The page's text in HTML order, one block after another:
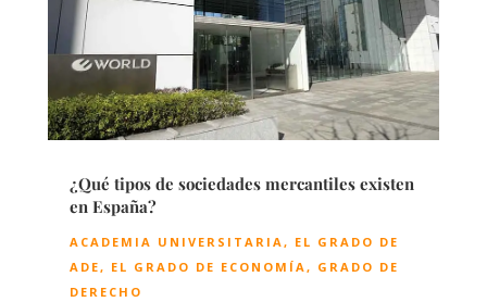
¿Qué tipos de sociedades mercantiles existen
en España?
ACADEMIA UNIVERSITARIA, EL GRADO DE
ADE, EL GRADO DE ECONOMÍA, GRADO DE
DERECHO